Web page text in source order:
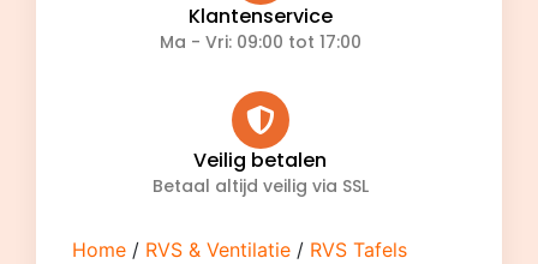
Klantenservice
Ma - Vri: 09:00 tot 17:00
Veilig betalen
Betaal altijd veilig via SSL
Home / RVS & Ventilatie / RVS Tafels